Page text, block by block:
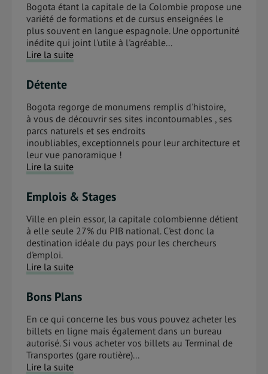
Bogota étant la capitale de la Colombie propose une
variété de formations et de cursus enseignées le
plus souvent en langue espagnole. Une opportunité
inédite qui joint l'utile à l'agréable...
Lire la suite
Détente
Bogota regorge de monumens remplis d'histoire,
à vous de découvrir ses sites incontournables , ses
parcs naturels et ses endroits
inoubliables, exceptionnels pour leur architecture et
leur vue panoramique !
Lire la suite
Emplois & Stages
Ville en plein essor, la capitale colombienne détient
à elle seule 27% du PIB national. C'est donc la
destination idéale du pays pour les chercheurs
d'emploi.
Lire la suite
Bons Plans
En ce qui concerne les bus vous pouvez acheter les
billets en ligne mais également dans un bureau
autorisé. Si vous acheter vos billets au Terminal de
Transportes (gare routière)...
Lire la suite